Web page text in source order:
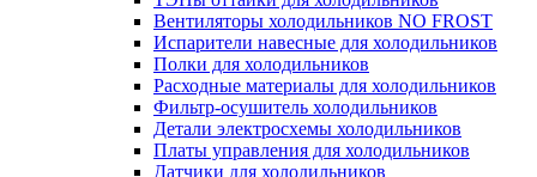
Вентиляторы холодильников NO FROST
Испарители навесные для холодильников
Полки для холодильников
Расходные материалы для холодильников
Фильтр-осушитель холодильников
Детали электросхемы холодильников
Платы управления для холодильников
Датчики для холодильников